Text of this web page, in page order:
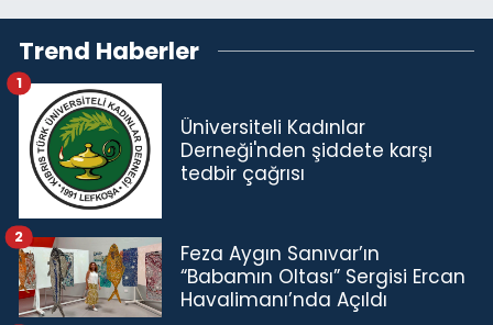
Trend Haberler
Üniversiteli Kadınlar
Derneği'nden şiddete karşı
tedbir çağrısı
1
Feza Aygın Sanıvar’ın
“Babamın Oltası” Sergisi Ercan
Havalimanı’nda Açıldı
2